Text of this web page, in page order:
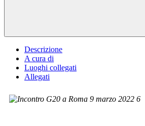
Descrizione
A cura di
Luoghi collegati
Allegati